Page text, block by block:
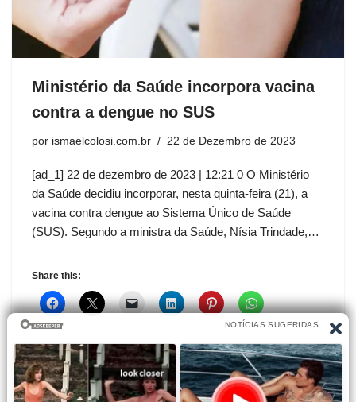
Ministério da Saúde incorpora vacina
contra a dengue no SUS
por ismaelcolosi.com.br 22 de Dezembro de 2023
[ad_1] 22 de dezembro de 2023 | 12:21 0 O Ministério
da Saúde decidiu incorporar, nesta quinta-feira (21), a
vacina contra dengue ao Sistema Único de Saúde
(SUS). Segundo a ministra da Saúde, Nísia Trindade,…
Share this: